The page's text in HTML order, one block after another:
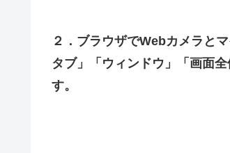
２．ブラウザでWebカメラと
タブ」「ウィンドウ」「画面
す。